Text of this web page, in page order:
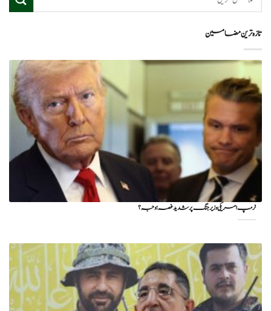
تازہ ترین مضامین
ٹرمپ امریکی وزیر جنگ پر شدید غصہ؛ وجہ ؟